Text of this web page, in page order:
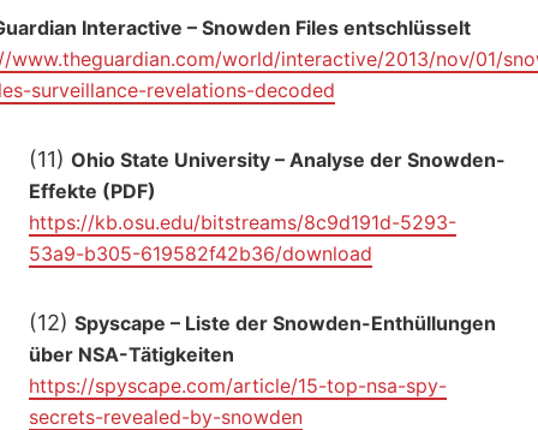
Interactive – Snowden Files entschlüsselt
www.theguardian.com/world/interactive/2013/nov/01/
surveillance-revelations-decoded
(11) Ohio State University – Analyse der Snowden-
Effekte (PDF)
https://kb.osu.edu/bitstreams/8c9d191d-5293-
53a9-b305-619582f42b36/download
(12) Spyscape – Liste der Snowden-Enthüllungen
über NSA-Tätigkeiten
https://spyscape.com/article/15-top-nsa-spy-
secrets-revealed-by-snowden